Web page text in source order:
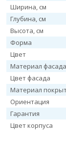
Ширина, см
Глубина, см
Высота, см
Форма
Цвет
Материал фасада
Цвет фасада
Материал
Ориентация
Гарантия
Цвет корпуса